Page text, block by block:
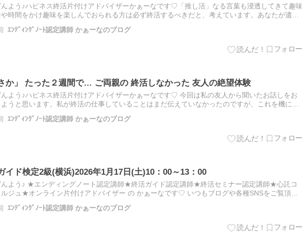
んよう♪ハピネス終活片付けアドバイザーかぁーなです♡「推し活」なる言葉も浸透してきて趣味
時間をかけ趣味を楽しんでおられる方は必ず終活するべきだと、考えています。あなたが遺す
ｴﾝﾃﾞｨﾝｸﾞﾉｰﾄ認定講師 かぁーなのブログ
か」 たった２週間で… ご両親の 終活しなかった 友人の絶望体験
んよう♪ハピネス終活片付けアドバイザーかぁーなです♡ 今回は私の友人から聞いたお話しをお
うと思います。私が終活の仕事していることはまだ伝えていなかったのですが、これを機にお
ｴﾝﾃﾞｨﾝｸﾞﾉｰﾄ認定講師 かぁーなのブログ
イド検定2級(横浜)2026年1月17日(土)10：00～13：00
んよう♪ ★エンディングノート認定講師★終活ガイド認定講師★終活セミナー認定講師★心託コ
ルジュ★オンライン片付けアドバイザー の かぁーなです♡ いつもブログや各種SNSをご覧頂
ｴﾝﾃﾞｨﾝｸﾞﾉｰﾄ認定講師 かぁーなのブログ